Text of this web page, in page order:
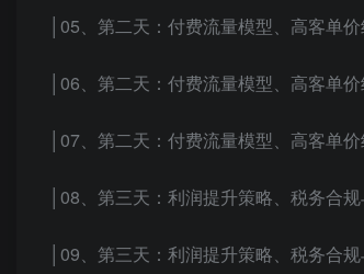
│05、第二天：付费流量模型、高客单
│06、第二天：付费流量模型、高客单
│07、第二天：付费流量模型、高客单
│08、第三天：利润提升策略、税务合
│09、第三天：利润提升策略、税务合